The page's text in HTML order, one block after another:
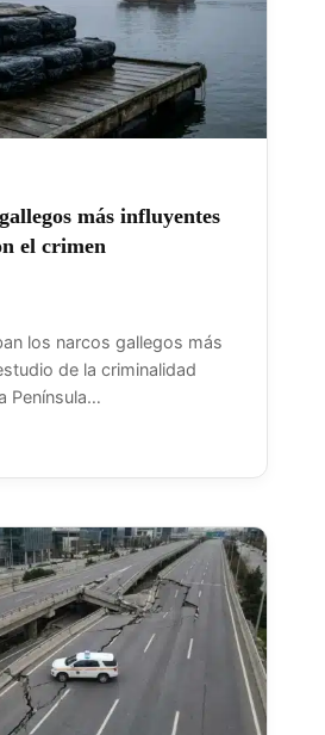
más influyentes
el crimen
los narcos gallegos más
de la criminalidad
Península…